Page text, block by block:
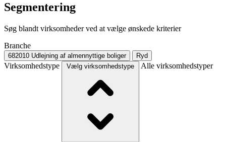
Segmentering
Søg blandt virksomheder ved at vælge ønskede kriterier
Branche
682010 Udlejning af almennyttige boliger Ryd
Virksomhedstype Vælg virksomhedstype Alle virksomhedstyper